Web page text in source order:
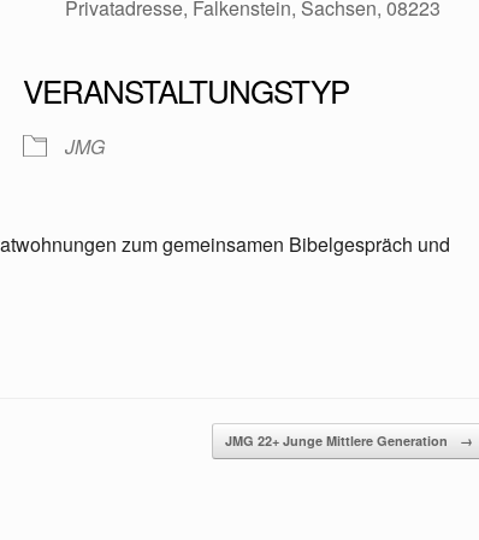
Privatadresse, Falkenstein, Sachsen, 08223
VERANSTALTUNGSTYP
JMG
zum gemeinsamen Bibelgespräch und
JMG 22+ Junge Mittlere Generation →